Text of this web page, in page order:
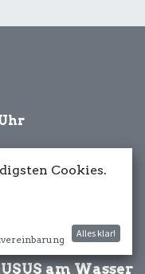
USUS am Wasser
Cookies.
Alles klar!